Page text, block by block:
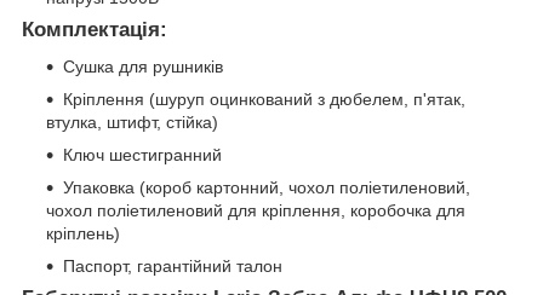
Комплектація:
Сушка для рушників
Кріплення (шуруп оцинкований з дюбелем, п'ятак,
втулка, штифт, стійка)
Ключ шестигранний
Упаковка (короб картонний, чохол поліетиленовий,
чохол поліетиленовий для кріплення, коробочка для
кріплень)
Паспорт, гарантійний талон